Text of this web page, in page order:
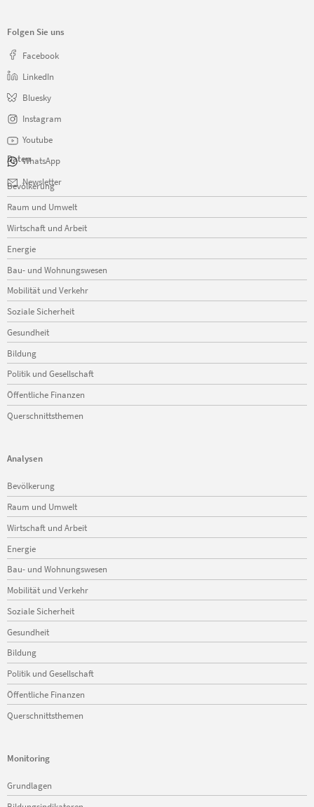
Folgen Sie uns
Facebook
LinkedIn
Bluesky
Instagram
Youtube
WhatsApp
Newsletter
Daten
Navigation
überspringen
Bevölkerung
Raum und Umwelt
Wirtschaft und Arbeit
Energie
Bau- und Wohnungswesen
Mobilität und Verkehr
Soziale Sicherheit
Gesundheit
Bildung
Politik und Gesellschaft
Öffentliche Finanzen
Querschnittsthemen
Analysen
Navigation
überspringen
Bevölkerung
Raum und Umwelt
Wirtschaft und Arbeit
Energie
Bau- und Wohnungswesen
Mobilität und Verkehr
Soziale Sicherheit
Gesundheit
Bildung
Politik und Gesellschaft
Öffentliche Finanzen
Querschnittsthemen
Monitoring
Navigation
überspringen
Grundlagen